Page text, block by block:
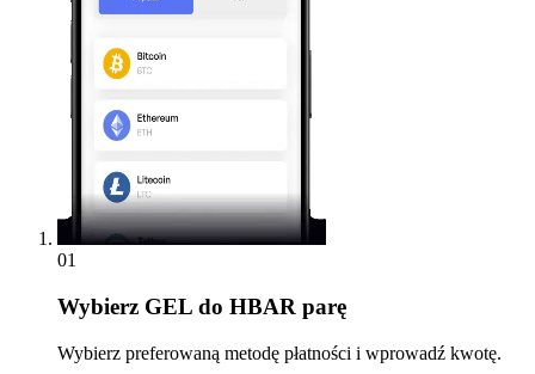
01
Wybierz GEL do HBAR parę
Wybierz preferowaną metodę płatności i wprowadź kwotę.